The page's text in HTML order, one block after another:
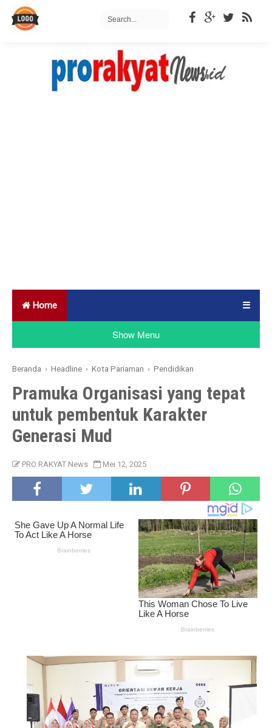
Home ☰
Show Menu
Beranda ›Headline ›Kota Pariaman ›Pendidikan
Pramuka Organisasi yang tepat
untuk pembentuk Karakter
Generasi Mud
PRO RAKYAT News Mei 12, 2025